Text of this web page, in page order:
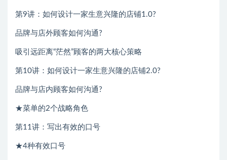
第9讲：如何设计一家生意兴隆的店铺1.0?
品牌与店外顾客如何沟通?
吸引远距离“茫然”顾客的两大核心策略
第10讲：如何设计一家生意兴隆的店铺2.0?
品牌与店内顾客如何沟通?
★菜单的2个战略角色
第11讲：写出有效的口号
★4种有效口号